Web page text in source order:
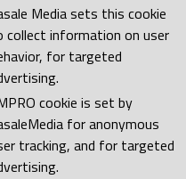
Media sets this cookie
collect information on user
for targeted
cookie is set by
for anonymous
tracking, and for targeted